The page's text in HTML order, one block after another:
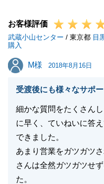
また何かお手伝いがで
つでもお申し付けくだ
今後とも、宜しくお願
お客様評価
武蔵小山センター / 東京都 目
購入
M様
M様 2018年8月16日
受渡後にも様々なサポ
細かな質問をたくさん
に早く、ていねいに答
できました。
あまり営業をガツガツ
さんは全然ガツガツせ
た。